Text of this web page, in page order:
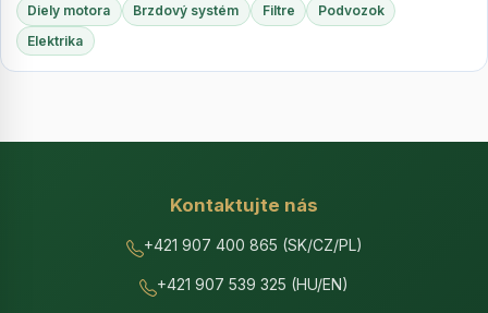
Diely motora Brzdový systém Filtre
Podvozok
Elektrika
Kontaktujte nás
+421 907 400 865 (SK/CZ/PL)
+421 907 539 325 (HU/EN)